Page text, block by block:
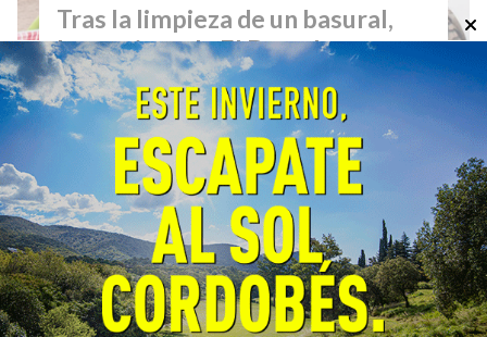
Tras la limpieza de un basural,
los vecinos de El Dorado
recuperaron la plaza del barrio
EcoObjetivo
General
04/08/2026
La Municipalidad de Córdoba colocó juegos
infantiles, mobiliario urbano y defensas de
madera para impedir el ingreso de vehículos
al espacio verde.